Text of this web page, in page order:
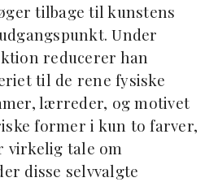
tilbage til kunstens
Under
reducerer han
til de rene fysiske
lærreder, og motivet
former i kun to farver,
virkelig tale om
disse selvvalgte